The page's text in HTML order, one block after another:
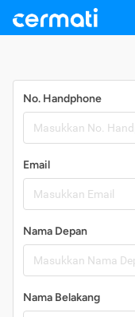
No. Handphone
Email
Nama Depan
Nama Belakang